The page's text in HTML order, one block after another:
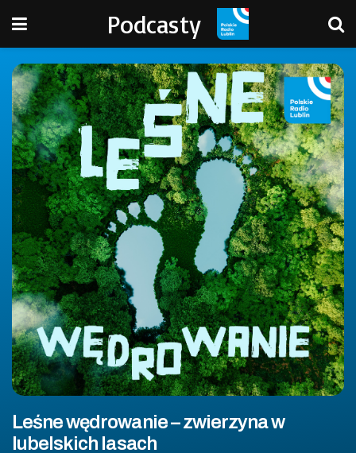
Podcasty
Leśne wędrowanie – zwierzyna w
lubelskich lasach